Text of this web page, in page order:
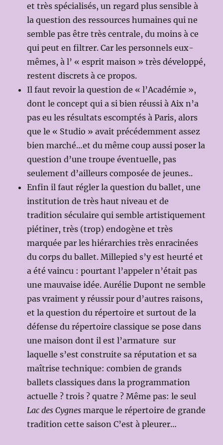
et très spécialisés, un regard plus sensible à
la question des ressources humaines qui ne
semble pas être très centrale, du moins à ce
qui peut en filtrer. Car les personnels eux-
mêmes, à l’ « esprit maison » très développé,
restent discrets à ce propos.
Il faut revoir la question de « l’Académie »,
dont le concept qui a si bien réussi à Aix n’a
pas eu les résultats escomptés à Paris, alors
que le « Studio » avait précédemment assez
bien marché…et du même coup aussi poser la
question d’une troupe éventuelle, pas
seulement d’ailleurs composée de jeunes..
Enfin il faut régler la question du ballet, une
institution de très haut niveau et de
tradition séculaire qui semble artistiquement
piétiner, très (trop) endogène et très
marquée par les hiérarchies très enracinées
du corps du ballet. Millepied s’y est heurté et
a été vaincu : pourtant l’appeler n’était pas
une mauvaise idée. Aurélie Dupont ne semble
pas vraiment y réussir pour d’autres raisons,
et la question du répertoire et surtout de la
défense du répertoire classique se pose dans
une maison dont il est l’armature sur
laquelle s’est construite sa réputation et sa
maîtrise technique: combien de grands
ballets classiques dans la programmation
actuelle ? trois ? quatre ? Même pas: le seul
Lac des Cygnes marque le répertoire de grande
tradition cette saison C’est à pleurer…